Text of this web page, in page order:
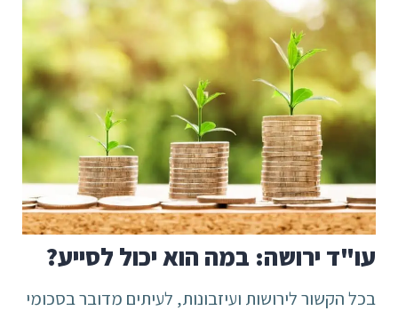
עו"ד ירושה: במה הוא יכול לסייע?
בכל הקשור לירושות ועיזבונות, לעיתים מדובר בסכומי